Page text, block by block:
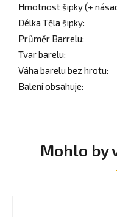
Hmotnost šipky (+
Délka Těla šipky:
Průměr Barrelu:
Tvar barelu:
Váha barelu bez hrotu:
Balení obsahuje:
Mohlo by